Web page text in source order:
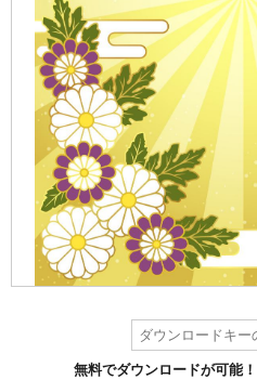
無料でダウンロードが可能！